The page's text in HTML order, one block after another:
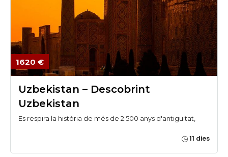
1620 €
Uzbekistan – Descobrint
Uzbekistan
Es respira la història de més de 2.500 anys d'antiguitat,
11 dies